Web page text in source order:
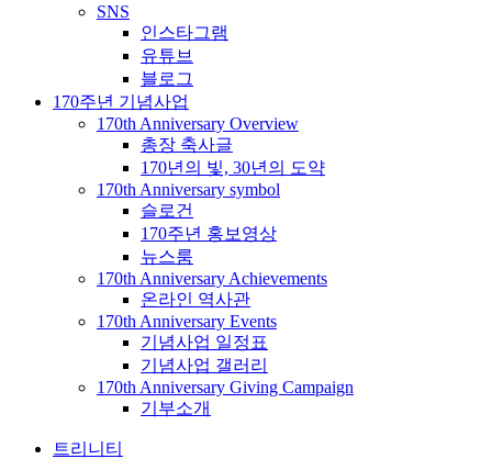
SNS
인스타그램
유튜브
블로그
170주년 기념사업
170th Anniversary Overview
총장 축사글
170년의 빛, 30년의 도약
170th Anniversary symbol
슬로건
170주년 홍보영상
뉴스룸
170th Anniversary Achievements
온라인 역사관
170th Anniversary Events
기념사업 일정표
기념사업 갤러리
170th Anniversary Giving Campaign
기부소개
트리니티